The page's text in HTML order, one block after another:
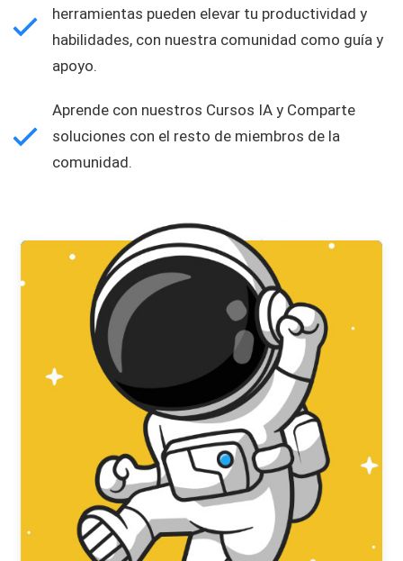
herramientas pueden elevar tu productividad y
habilidades, con nuestra comunidad como guía y
apoyo.
Aprende con nuestros Cursos IA y Comparte
soluciones con el resto de miembros de la
comunidad.